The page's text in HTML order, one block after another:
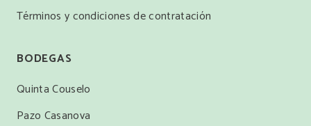
Términos y condiciones de contratación
BODEGAS
Quinta Couselo
Pazo Casanova